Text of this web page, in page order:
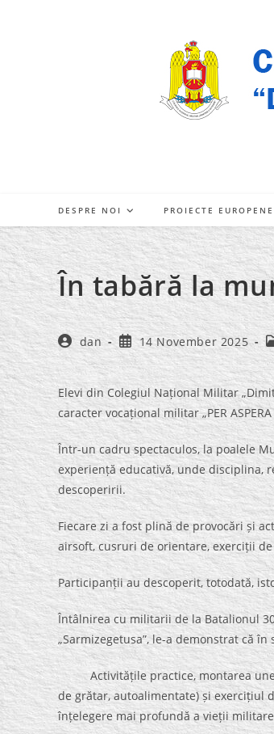
DESPRE NOI PROIECTE EUROPENE
În tabără la
Post
author:
dan
Post
published:
14 November 2025
Elevi din Colegiul Național Militar
caracter vocațional militar „PER
Într-un cadru spectaculos, la poalele
experiență educativă, unde disciplina,
descoperirii.
Fiecare zi a fost plină de provocări și
airsoft, cusruri de orientare, exerciții
Participanții au descoperit, totodată,
Întâlnirea cu militarii de la Batalionul
„Sarmizegetusa”, le-a demonstrat că
Activitățile practice, montarea unei
de grătar, autoalimentate) și exercițiul
înțelegere mai profundă a vieții